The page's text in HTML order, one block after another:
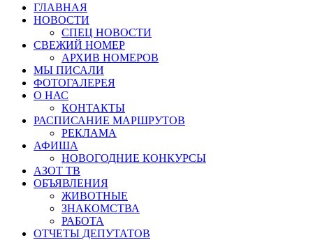
ГЛАВНАЯ
НОВОСТИ
СПЕЦ НОВОСТИ
СВЕЖИЙ НОМЕР
АРХИВ НОМЕРОВ
МЫ ПИСАЛИ
ФОТОГАЛЕРЕЯ
О НАС
КОНТАКТЫ
РАСПИСАНИЕ МАРШРУТОВ
РЕКЛАМА
АФИША
НОВОГОДНИЕ КОНКУРСЫ
АЗОТ ТВ
ОБЪЯВЛЕНИЯ
ЖИВОТНЫЕ
ЗНАКОМСТВА
РАБОТА
ОТЧЕТЫ ДЕПУТАТОВ